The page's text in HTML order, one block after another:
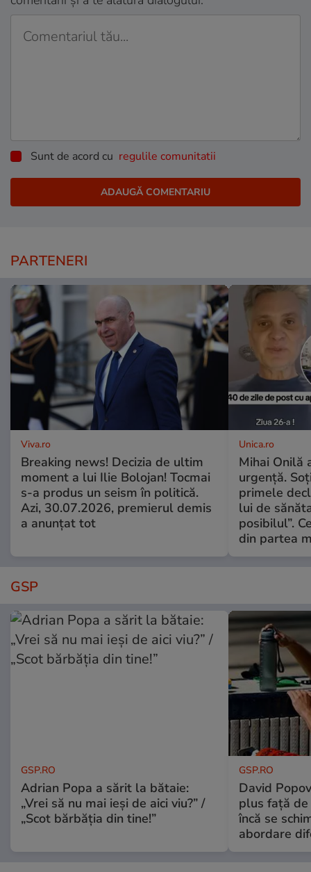
Sunt de acord cu regulile comunitatii
PARTENERI
Viva.ro
Breaking news! Decizia de ultim
moment a lui Ilie Bolojan! Tocmai
s-a produs un seism în politică.
Azi, 30.07.2026, premierul demis
a anunțat tot
Unica.ro
Mihai Onilă
urgență.
primele
lui de
posibilul”.
din partea
GSP
GSP.RO
Adrian Popa a sărit la bătaie:
„Vrei să nu mai ieși de aici viu?” /
„Scot bărbăția din tine!”
GSP.RO
David
plus față de
încă se
abordare